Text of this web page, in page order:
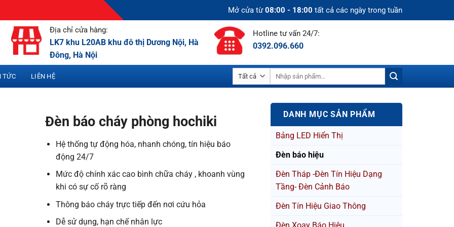
Mở cửa từ08:00 - 18:00 tất cả các ngày trong tuần
Địa chỉ cửa hàng:
LK7 khu L20AB khu đô thị Dương Nội, Hà
Đông, Hà Nội
Hotline tư vấn 24/7:
0392.096.660
TỨC LIÊN HỆ
DANH MỤC SẢN PHẨM
Bảng LED Hiển Thị
Đèn báo hiệu
Đèn Tháp -Đèn Tín Hiệu Dạng
Tầng- Đèn Cảnh Báo
Đèn Tín Hiệu Giao Thông
Đèn báo cháy phòng hochiki
Hệ thống tự động hóa, nhanh chóng, tín hiệu báo
động 24/7
Mức độ chính xác cao bình chữa cháy , khoanh vùng
khi có sự cố rõ ràng
Thông báo cháy trực tiếp đến nơi cứu hỏa
Dễ sử dụng, hạn chế nhân lực